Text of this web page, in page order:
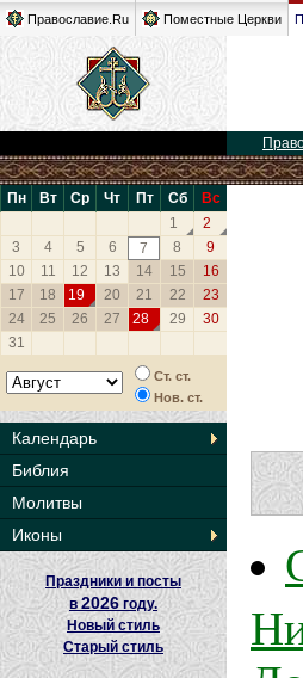
Православие.Ru Поместные Церкви
Пн Вт Ср Чт Пт Сб
Вс
1
2
3
4 5 6 7 8
9
10
11 12 13 14 15
16
17
18 19 20 21 22
23
24
25 26 27 28 29
30
31
Ст. ст.
Нов. ст.
Календарь
Библия
Молитвы
Иконы
Праздники и посты
в2026 году.
Новый стиль
Старый стиль